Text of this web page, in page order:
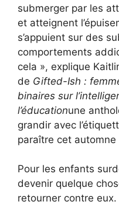
submerger par les
et atteignent
s’appuient sur des
comportements
cela », explique
de Gifted-Ish :
binaires sur
l’éducationune
grandir avec
paraître cet
Pour les enfants
devenir quelque
retourner contre